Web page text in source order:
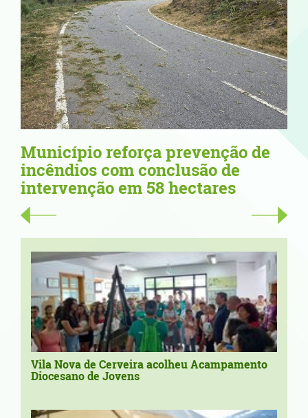
de
de
67,34 metros de orgulho: Flor
Deniz Ruiz projeta Vila
Cerveira no ...
Vila Nova de Cerveira acolheu Acampamento
Diocesano de Jovens